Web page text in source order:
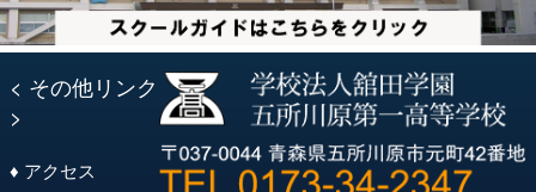
< その他リンク
>
♦ アクセス